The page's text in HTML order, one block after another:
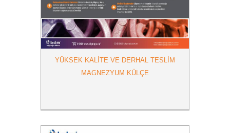
YÜKSEK KALITE VE DERHAL TESLIM
MAGNEZYUM KÜLÇE